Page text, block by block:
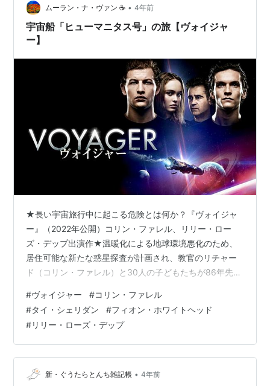
ムーラン・ナ・ヴァン ☕️ • 4年前
宇宙船「ヒューマニタス号」の旅【ヴォイジャ
ー】
★長い宇宙旅行中に起こる危険とは何か？『ヴォイジャ
ー』（2022年公開）コリン・ファレル、リリー・ロー
ズ・デップ出演作★温暖化による地球環境悪化のため、
居住可能な新たな惑星探査が計画され、教官のリチャー
ド（コリン・ファレル）と30人の子どもたちが86年先の
時が流れた頃、食後に飲む青い薬を不審に感じたクリス
トファー（タイ・シェリダン）とザック（フィオン・ホ
ワイトヘッド）は、内緒で薬を飲むのをやめてしまいま
す実は子供たちには秘密にされている事実があり、それ
が明かされないまま、船外活動していたリチャードが死
んでしまいます★新作SPデイにレンタルした…
#ヴォイジャー #コリン・ファレル
#タイ・シェリダン #フィオン・ホワイトヘッド
#リリー・ローズ・デップ
新・ぐうたらとんち雑記帳 • 4年前